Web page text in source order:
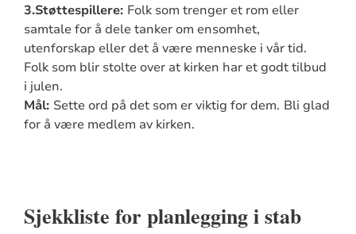
3.Støttespillere: Folk som trenger et rom eller
samtale for å dele tanker om ensomhet,
utenforskap eller det å være menneske i vår tid.
Folk som blir stolte over at kirken har et godt tilbud
i julen.
Mål: Sette ord på det som er viktig for dem. Bli glad
for å være medlem av kirken.
Sjekkliste for planlegging i stab